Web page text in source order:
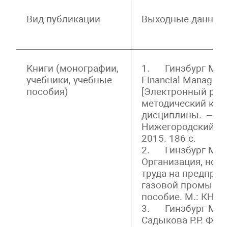
Вид публикации Выходные
Книги (монографии,
учебники, учебные
пособия)
1. Гинзбург
Financial
[Электронный
методический
дисциплины. –
Нижегородский
2015. 186 с.
2. Гинзбург
Организация,
труда на
газовой
пособие. М.:
3. Гинзбург
Садыкова Р.Р.